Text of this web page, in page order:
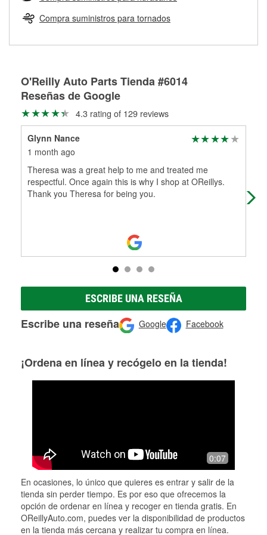
Herramientas de O'Reilly
pueden ser reutilizados, podemos ayudarte a encontrar las
partes de reemplazo correctas para tu reparación.
Rectificación de tambores y discos de freno
Compra suministros para tornados
O'Reilly Auto Parts Tienda #6014
Reseñas de Google
4.3 rating of 129 reviews
Glynn Nance
1 month ago
Theresa was a great help to me and treated me
respectful. Once again this is why I shop at OReillys.
Thank you Theresa for being you.
ESCRIBE UNA RESEÑA
Escribe una reseña Google Facebook
¡Ordena en línea y recógelo en la tienda!
0:07
En ocasiones, lo único que quieres es entrar y salir de la
tienda sin perder tiempo. Es por eso que ofrecemos la
opción de ordenar en línea y recoger en tienda gratis. En
OReillyAuto.com, puedes ver la disponibilidad de productos
en la tienda más cercana y realizar tu compra en línea.